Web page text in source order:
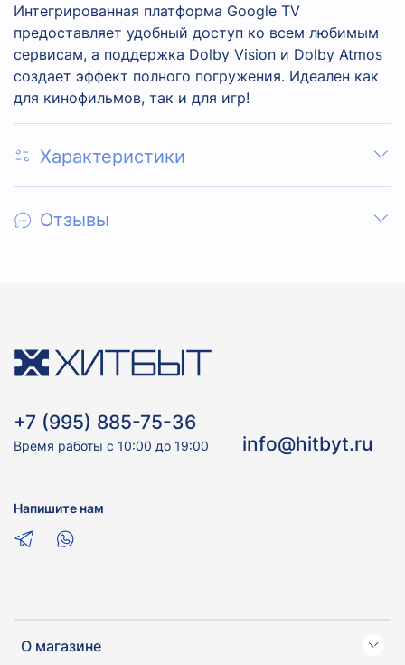
Интегрированная платформа Google TV
предоставляет удобный доступ ко всем любимым
сервисам, а поддержка Dolby Vision и Dolby Atmos
создает эффект полного погружения. Идеален как
для кинофильмов, так и для игр!
Характеристики
Отзывы
О магазине
+7 (995) 885-75-36
Время работы с 10:00 до 19:00 info@hitbyt.ru
Напишите нам